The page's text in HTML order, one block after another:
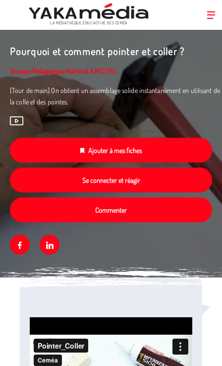
principal
LA MÉDIATHÈQUE ÉDUC’ACTIVE DES CEMÉA
Pourquoi et comment pointer et coller ?
Groupe Pédagogique National A.M.E.T.P.S.
[Tour de main] On obtient un assemblage solide instantanément en utilisant de
la colle et des pointes.
Ajouter à mes fiches
Se connecter et réagir
Commenter
FacebookLinkedin